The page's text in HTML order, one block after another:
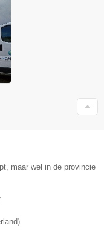
maar wel in de provincie
)